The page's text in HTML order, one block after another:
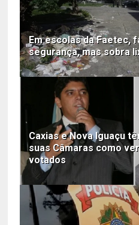
Em escolas da Faetec,
segurança, mas sobra
Caxias e Nova Iguaçu
suas Câmaras como
votados